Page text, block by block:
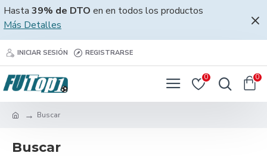
Hasta 39% de DTO en en todos los productos
Más Detalles
INICIAR SESIÓN REGISTRARSE
0 0
Buscar
Buscar